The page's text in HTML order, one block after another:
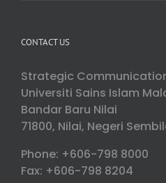
CONTACT US
Strategic
Universiti Sains Islam
Bandar Baru Nilai
71800, Nilai, Negeri
Phone: +606-798 8000
Fax: +606-798 8204